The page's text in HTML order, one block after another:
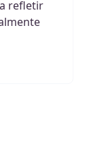
refletir